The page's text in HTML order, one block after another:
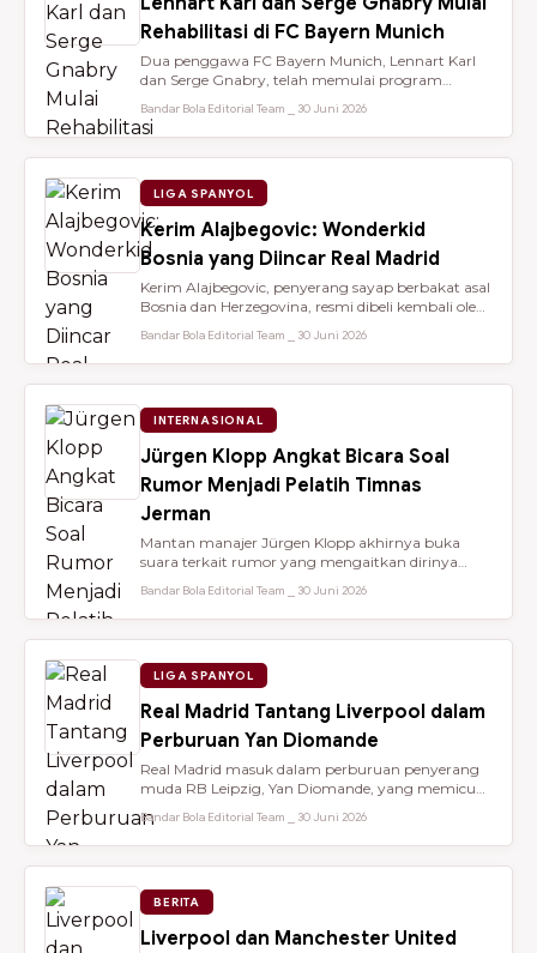
Rehabilitasi di FC Bayern Munich
Dua penggawa FC Bayern Munich, Lennart Karl
dan Serge Gnabry, telah memulai program
Bandar Bola Editorial Team ⎯ 30 Juni 2026
LIGA SPANYOL
Kerim Alajbegovic: Wonderkid
Bosnia yang Diincar Real Madrid
Kerim Alajbegovic, penyerang sayap berbakat asal
Bosnia dan Herzegovina, resmi dibeli kembali oleh
Bandar Bola Editorial Team ⎯ 30 Juni 2026
INTERNASIONAL
Jürgen Klopp Angkat Bicara Soal
Rumor Menjadi Pelatih Timnas
Jerman
Mantan manajer Jürgen Klopp akhirnya buka
suara terkait rumor yang mengaitkan dirinya
Bandar Bola Editorial Team ⎯ 30 Juni 2026
LIGA SPANYOL
Real Madrid Tantang Liverpool dalam
Perburuan Yan Diomande
Real Madrid masuk dalam perburuan penyerang
muda RB Leipzig, Yan Diomande, yang memicu
Bandar Bola Editorial Team ⎯ 30 Juni 2026
BERITA
Liverpool dan Manchester United